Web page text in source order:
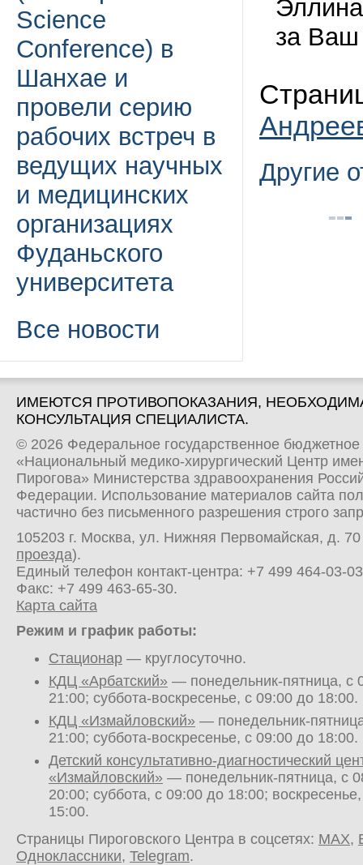
Science
Conference) в
Шанхае и
провели серию
рабочих встреч в
ведущих научных
и медицинских
организациях
Фуданьского
университета
Все новости
за Ваш
Другие
ИМЕЮТСЯ ПРОТИВОПОКАЗАНИЯ,
КОНСУЛЬТАЦИЯ СПЕЦИАЛИСТА.
© 2026 Федеральное государственное
«Национальный медико-хирургический Центр
Пирогова» Министерства здравоохранения
Федерации. Использование материалов сайта
частично без письменного разрешения строго
105203 г. Москва, ул. Нижняя Первомайская, д.
проезда).
Единый телефон контакт-центра: +7 499 464-03-03
Факс: +7 499 463-65-30.
Карта сайта
Режим и график работы:
Стационар — круглосуточно.
КДЦ «Арбатский» — понедельник-пятница, с
21:00; суббота-воскресенье, с 09:00 до 18:00.
КДЦ «Измайловский» — понедельник-
21:00; суббота-воскресенье, с 09:00 до 18:00.
Детский консультативно-диагностический
«Измайловский» — понедельник-пятница, с
20:00; суббота, с 09:00 до 18:00;
15:00.
Страницы Пироговского Центра в соцсетях: MAX,
Одноклассники, Telegram.